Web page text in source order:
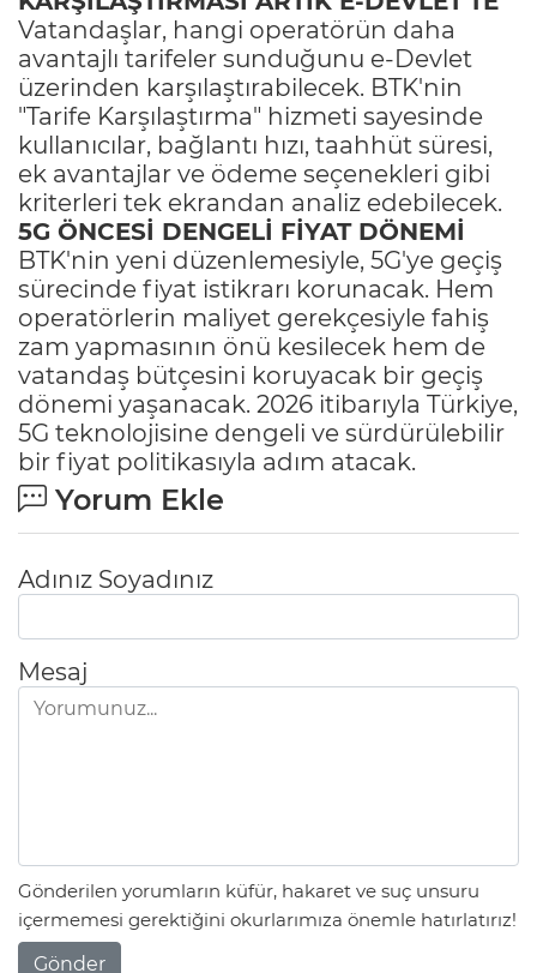
Vatandaşlar, hangi operatörün daha
avantajlı tarifeler sunduğunu e-Devlet
üzerinden karşılaştırabilecek. BTK'nin
"Tarife Karşılaştırma" hizmeti sayesinde
kullanıcılar, bağlantı hızı, taahhüt süresi,
ek avantajlar ve ödeme seçenekleri gibi
kriterleri tek ekrandan analiz edebilecek.
5G ÖNCESİ DENGELİ FİYAT DÖNEMİ
BTK'nin yeni düzenlemesiyle, 5G'ye geçiş
sürecinde fiyat istikrarı korunacak. Hem
operatörlerin maliyet gerekçesiyle fahiş
zam yapmasının önü kesilecek hem de
vatandaş bütçesini koruyacak bir geçiş
dönemi yaşanacak. 2026 itibarıyla Türkiye,
5G teknolojisine dengeli ve sürdürülebilir
bir fiyat politikasıyla adım atacak.
Yorum Ekle
Adınız Soyadınız
Mesaj
Gönderilen yorumların küfür, hakaret ve suç unsuru
içermemesi gerektiğini okurlarımıza önemle hatırlatırız!
Gönder